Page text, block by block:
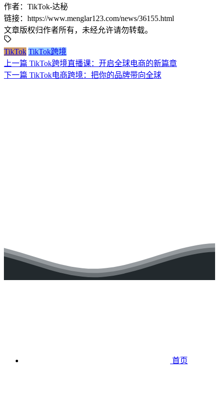
作者：TikTok-达秘
链接：https://www.menglar123.com/news/36155.html
文章版权归作者所有，未经允许请勿转载。
TikTok TikTok跨境
上一篇 TikTok跨境直播课：开启全球电商的新篇章
下一篇 TikTok电商跨境：把你的品牌带向全球
首页